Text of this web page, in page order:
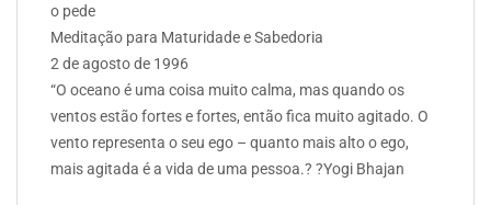
o pede
Meditação para Maturidade e Sabedoria
2 de agosto de 1996
“O oceano é uma coisa muito calma, mas quando os
ventos estão fortes e fortes, então fica muito agitado. O
vento representa o seu ego – quanto mais alto o ego,
mais agitada é a vida de uma pessoa.? ?Yogi Bhajan